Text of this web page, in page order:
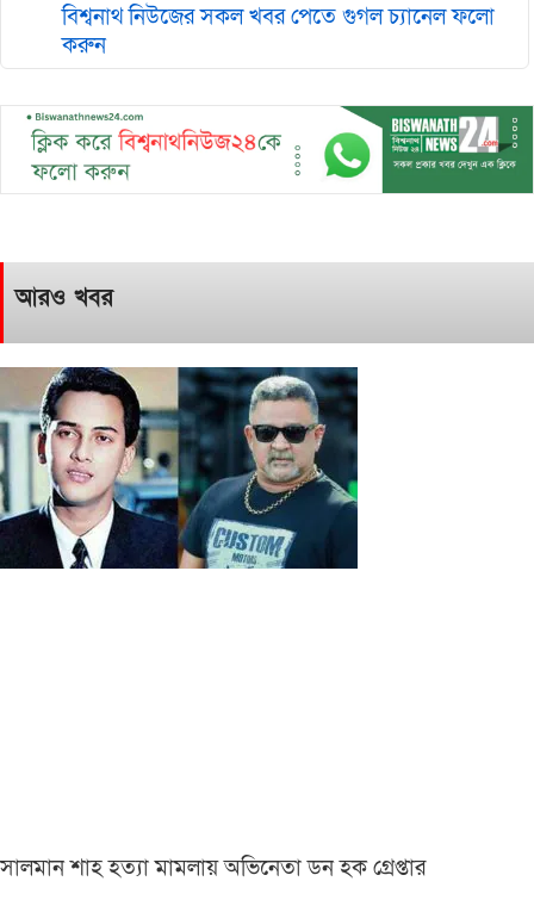
বিশ্বনাথ নিউজের সকল খবর পেতে গুগল চ‌্যানেল ফলো
করুন
আরও খবর
সালমান শাহ হত্যা মামলায় অভিনেতা ডন হক গ্রেপ্তার